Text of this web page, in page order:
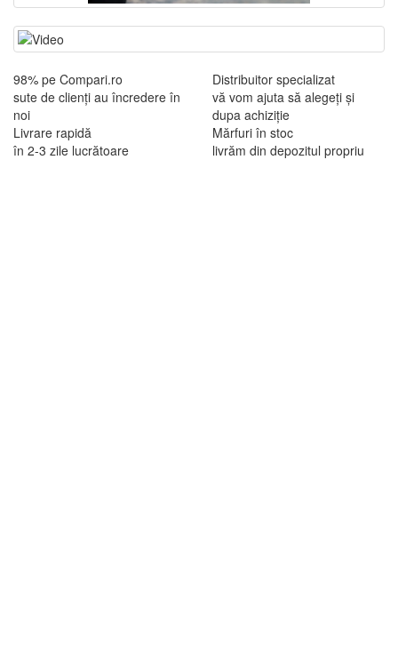
98% pe Compari.ro
sute de clienți au încredere în
noi
Distribuitor specializat
vă vom ajuta să alegeți și
dupa achiziție
Livrare rapidă
în 2-3 zile lucrătoare
Mărfuri în stoc
livrăm din depozitul propriu